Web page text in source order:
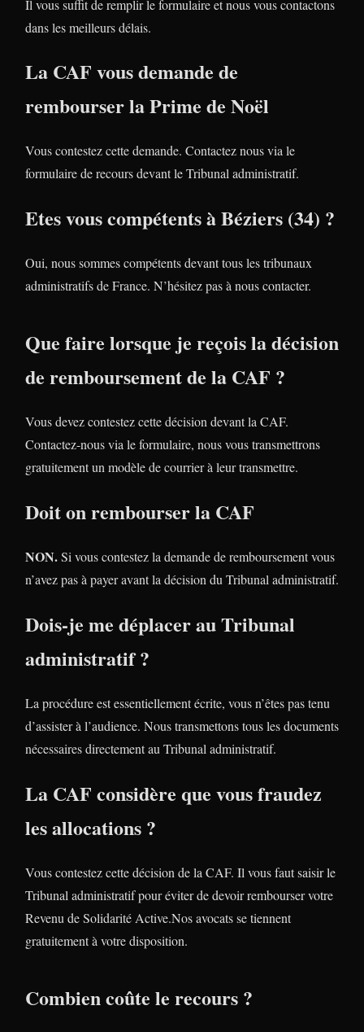
Il vous suffit de remplir le formulaire et nous vous contactons
dans les meilleurs délais.
La CAF vous demande de
rembourser la Prime de Noël
Vous contestez cette demande. Contactez nous via le
formulaire de recours devant le Tribunal administratif.
Etes vous compétents à Béziers (34) ?
Oui, nous sommes compétents devant tous les tribunaux
administratifs de France. N’hésitez pas à nous contacter.
Que faire lorsque je reçois la décision
de remboursement de la CAF ?
Vous devez contestez cette décision devant la CAF.
Contactez-nous via le formulaire, nous vous transmettrons
gratuitement un modèle de courrier à leur transmettre.
Doit on rembourser la CAF
NON.Si vous contestez la demande de remboursement vous
n’avez pas à payer avant la décision du Tribunal administratif.
Dois-je me déplacer au Tribunal
administratif ?
La procédure est essentiellement écrite, vous n’êtes pas tenu
d’assister à l’audience. Nous transmettons tous les documents
nécessaires directement au Tribunal administratif.
La CAF considère que vous fraudez
les allocations ?
Vous contestez cette décision de la CAF. Il vous faut saisir le
Tribunal administratif pour éviter de devoir rembourser votre
Revenu de Solidarité Active.Nos avocats se tiennent
gratuitement à votre disposition.
Combien coûte le recours ?